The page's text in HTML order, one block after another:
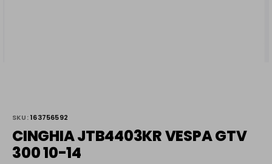
SKU: 163756592
CINGHIA JTB4403KR VESPA GTV
300 10-14